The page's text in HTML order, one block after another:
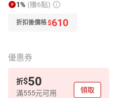
1% (賺6點)
折扣後價格$610
優惠券
折$50
滿555元可用 領取